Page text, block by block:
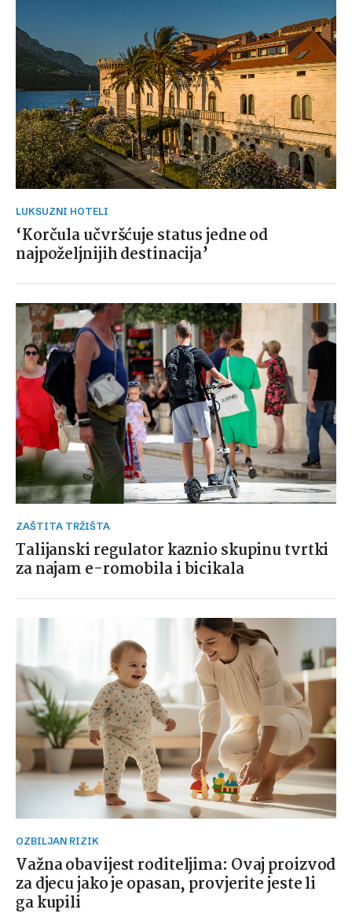
LUKSUZNI HOTELI
‘Korčula učvršćuje status jedne od
najpoželjnijih destinacija’
ZAŠTITA TRŽIŠTA
Talijanski regulator kaznio skupinu tvrtki
za najam e-romobila i bicikala
OZBILJAN RIZIK
Važna obavijest roditeljima: Ovaj proizvod
za djecu jako je opasan, provjerite jeste li
ga kupili